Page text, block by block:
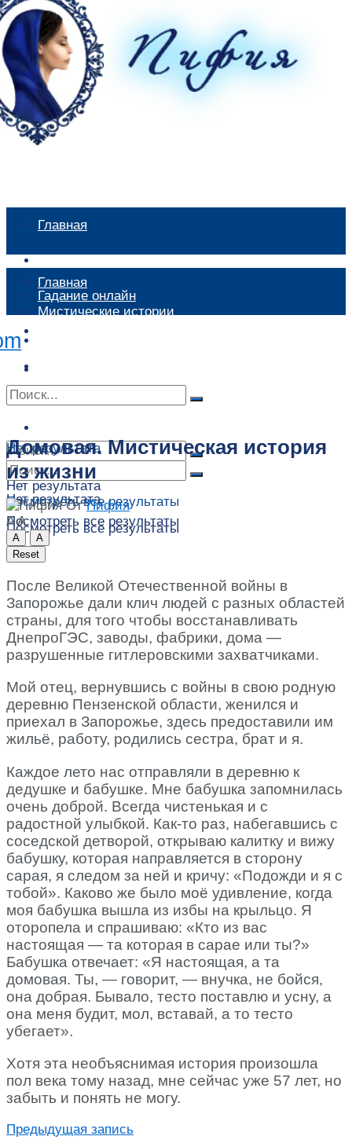
Главная
Гадание онлайн
Контакты
Нет результата
Посмотреть все результаты
Главная
Мистические истории
Сонник
Нет результата
Посмотреть все результаты
Нет результата
Посмотреть все результаты
Домовая. Мистическая история
из жизни
От Пифия
A A
A
A
Reset
После Великой Отечественной войны в
Запорожье дали клич людей с разных областей
страны, для того чтобы восстанавливать
ДнепроГЭС, заводы, фабрики, дома —
разрушенные гитлеровскими захватчиками.
Мой отец, вернувшись с войны в свою родную
деревню Пензенской области, женился и
приехал в Запорожье, здесь предоставили им
жильё, работу, родились сестра, брат и я.
Каждое лето нас отправляли в деревню к
дедушке и бабушке. Мне бабушка запомнилась
очень доброй. Всегда чистенькая и с
радостной улыбкой. Как-то раз, набегавшись с
соседской детворой, открываю калитку и вижу
бабушку, которая направляется в сторону
сарая, я следом за ней и кричу: «Подожди и я с
тобой». Каково же было моё удивление, когда
моя бабушка вышла из избы на крыльцо. Я
оторопела и спрашиваю: «Кто из вас
настоящая — та которая в сарае или ты?»
Бабушка отвечает: «Я настоящая, а та
домовая. Ты, — говорит, — внучка, не бойся,
она добрая. Бывало, тесто поставлю и усну, а
она меня будит, мол, вставай, а то тесто
убегает».
Хотя эта необъяснимая история произошла
пол века тому назад, мне сейчас уже 57 лет, но
забыть и понять не могу.
Предыдущая запись